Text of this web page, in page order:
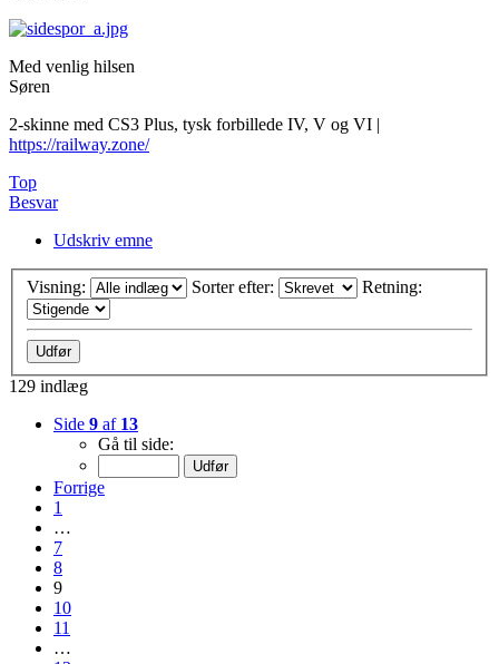
Med venlig hilsen
Søren
2-skinne med CS3 Plus, tysk forbillede IV, V og VI |
https://railway.zone/
Top
Besvar
Udskriv emne
Visning: Sorter efter: Retning:
129 indlæg
Side 9 af 13
Gå til side:
Forrige
1
…
7
8
9
10
11
…